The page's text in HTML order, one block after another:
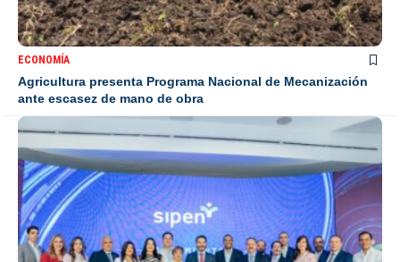
ECONOMÍA
Agricultura presenta Programa Nacional de Mecanización
ante escasez de mano de obra